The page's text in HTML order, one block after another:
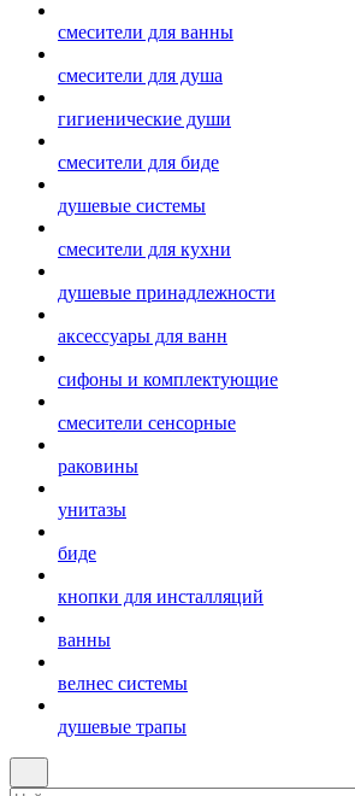
смесители для ванны
смесители для душа
гигиенические души
смесители для биде
душевые системы
смесители для кухни
душевые принадлежности
аксессуары для ванн
сифоны и комплектующие
смесители сенсорные
раковины
унитазы
биде
кнопки для инсталляций
ванны
велнес системы
душевые трапы